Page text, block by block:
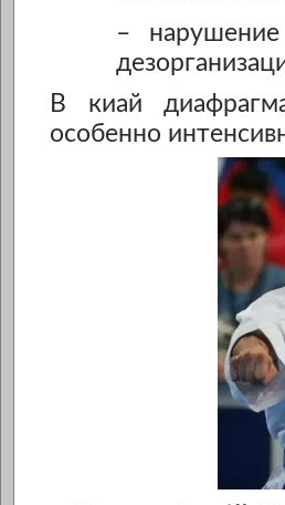
– нарушение
В киай
особенно